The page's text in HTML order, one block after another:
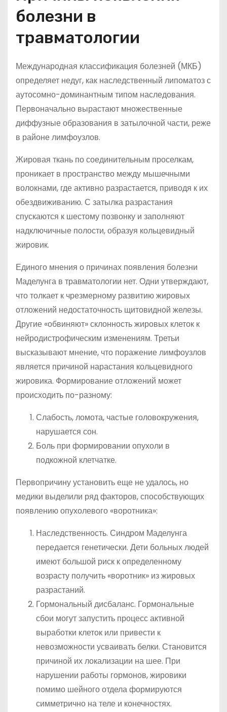
болезни в
травматологии
Международная классификация болезней (МКБ)
определяет недуг, как наследственный липоматоз с
аутосомно-доминантным типом наследования.
Первоначально вырастают множественные
диффузные образования в затылочной части, реже
в районе лимфоузлов.
Жировая ткань по соединительным проселкам,
проникает в пространство между мышечными
волокнами, где активно разрастается, приводя к их
обездвиживанию. С затылка разрастания
спускаются к шестому позвонку и заполняют
надключичные полости, образуя кольцевидный
жировик.
Единого мнения о причинах появления болезни
Маделунга в травматологии нет. Одни утверждают,
что толкает к чрезмерному развитию жировых
отложений недостаточность щитовидной железы.
Другие «обвиняют» склонность жировых клеток к
нейродистрофическим изменениям. Третьи
высказывают мнение, что поражение лимфоузлов
является причиной нарастания кольцевидного
жировика. Формирование отложений может
происходить по-разному:
Слабость, ломота, частые головокружения,
нарушается сон.
Боль при формировании опухоли в
подкожной клетчатке.
Первопричину установить еще не удалось, но
медики выделили ряд факторов, способствующих
появлению опухолевого «воротника»:
Наследственность. Синдром Маделунга
передается генетически. Дети больных людей
имеют большой риск к определенному
возрасту получить «воротник» из жировых
разрастаний.
Гормональный дисбаланс. Гормональные
сбои могут запустить процесс активной
выработки клеток или привести к
невозможности усваивать белки. Становится
причиной их локализации на шее. При
нарушении работы гормонов, жировики
помимо шейного отдела формируются
симметрично на теле и конечностях.